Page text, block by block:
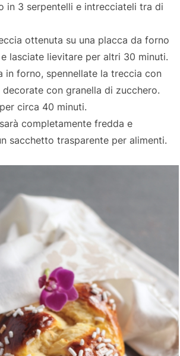
in 3 serpentelli e intrecciateli tra di
ottenuta su una placca da forno
lasciate lievitare per altri 30 minuti.
in forno, spennellate la treccia con
decorate con granella di zucchero.
circa 40 minuti.
completamente fredda e
sacchetto trasparente per alimenti.